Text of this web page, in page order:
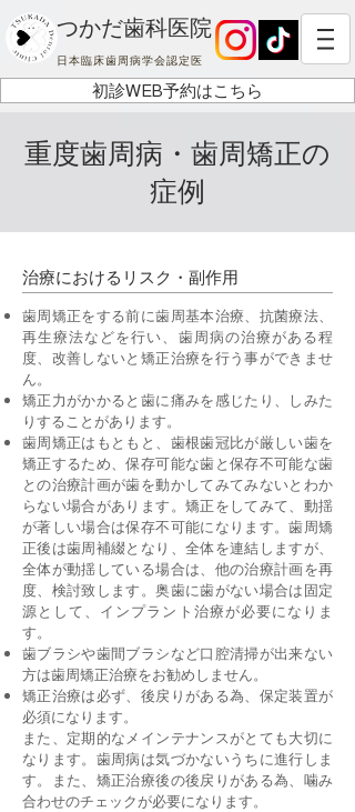
日本臨床歯周病学会認定医
つかだ歯科医院
初診WEB予約はこちら
重度歯周病・歯周矯正の
症例
治療におけるリスク・副作用
歯周矯正をする前に歯周基本治療、抗菌療法、
再生療法などを行い、歯周病の治療がある程
度、改善しないと矯正治療を行う事ができませ
ん。
矯正力がかかると歯に痛みを感じたり、しみた
りすることがあります。
歯周矯正はもともと、歯根歯冠比が厳しい歯を
矯正するため、保存可能な歯と保存不可能な歯
との治療計画が歯を動かしてみてみないとわか
らない場合があります。矯正をしてみて、動揺
が著しい場合は保存不可能になります。歯周矯
正後は歯周補綴となり、全体を連結しますが、
全体が動揺している場合は、他の治療計画を再
度、検討致します。奥歯に歯がない場合は固定
源として、インプラント治療が必要になりま
す。
歯ブラシや歯間ブラシなど口腔清掃が出来ない
方は歯周矯正治療をお勧めしません。
矯正治療は必ず、後戻りがある為、保定装置が
必須になります。
また、定期的なメインテナンスがとても大切に
なります。歯周病は気づかないうちに進行しま
す。また、矯正治療後の後戻りがある為、噛み
合わせのチェックが必要になります。